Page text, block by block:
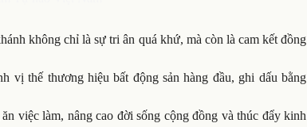
không chỉ là sự tri ân quá khứ, mà còn là cam kết đồng
vị thế thương hiệu bất động sản hàng đầu, ghi dấu bằng
việc làm, nâng cao đời sống cộng đồng và thúc đẩy kinh